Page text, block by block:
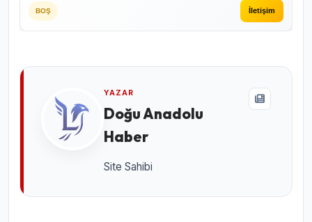
BOŞ İletişim
YAZAR
Doğu Anadolu
Haber
Site Sahibi